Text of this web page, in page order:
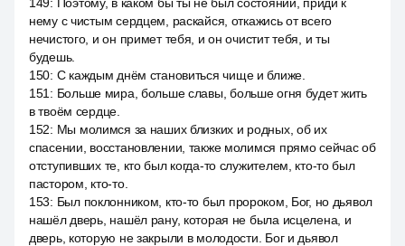
нему с чистым сердцем, раскайся, откажись от всего
нечистого, и он примет тебя, и он очистит тебя, и ты
будешь.
150: С каждым днём становиться чище и ближе.
151 : Больше мира, больше славы, больше огня будет жить
в твоём сердце.
152: Мы молимся за наших близких и родных, об их
спасении, восстановлении, также молимся прямо сейчас об
отступивших те, кто был когда-то служителем, кто-то был
пастором, кто-то.
153: Был поклонником, кто-то был пророком, Бог, но дьявол
нашёл дверь, нашёл рану, которая не была исцелена, и
дверь, которую не закрыли в молодости. Бог и дьявол